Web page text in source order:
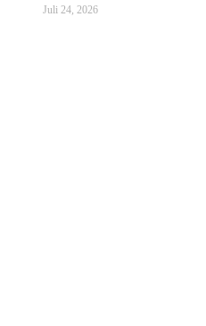
Juli 24, 2026